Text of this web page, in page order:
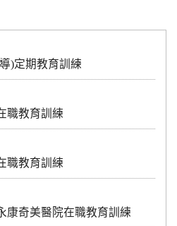
)定期教育訓練
職教育訓練
職教育訓練
康奇美醫院在職教育訓練